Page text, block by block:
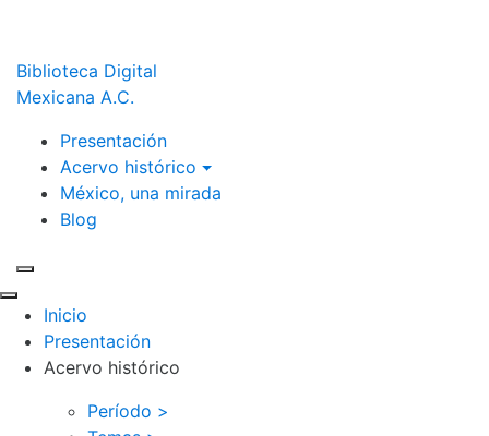
Biblioteca Digital
Mexicana A.C.
Presentación
Acervo histórico
México, una mirada
Blog
Inicio
Presentación
Acervo histórico
Período >